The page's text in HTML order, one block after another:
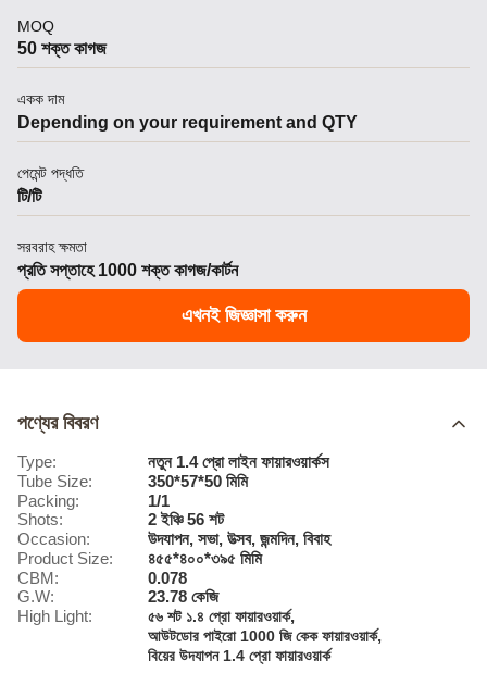
MOQ
50 শক্ত কাগজ
একক দাম
Depending on your requirement and QTY
পেমেন্ট পদ্ধতি
টি/টি
সরবরাহ ক্ষমতা
প্রতি সপ্তাহে 1000 শক্ত কাগজ/কার্টন
এখনই জিজ্ঞাসা করুন
পণ্যের বিবরণ
Type:
নতুন 1.4 প্রো লাইন ফায়ারওয়ার্কস
Tube Size:
350*57*50 মিমি
Packing:
1/1
Shots:
2 ইঞ্চি 56 শট
Occasion:
উদযাপন, সভা, উত্সব, জন্মদিন, বিবাহ
Product Size:
৪৫৫*৪০০*৩৯৫ মিমি
CBM:
0.078
G.W:
23.78 কেজি
High Light:
৫৬ শট ১.৪ প্রো ফায়ারওয়ার্ক,
আউটডোর পাইরো 1000 জি কেক ফায়ারওয়ার্ক,
বিয়ের উদযাপন 1.4 প্রো ফায়ারওয়ার্ক